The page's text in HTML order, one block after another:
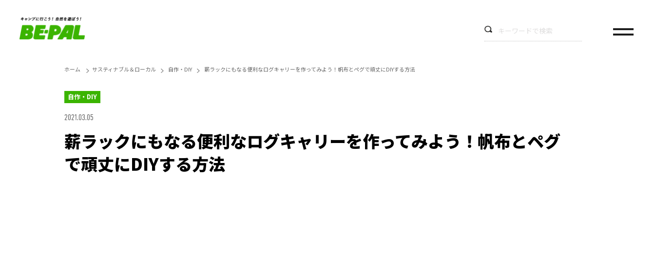
ホーム サスティナブル＆ローカル 自作・DIY 薪ラックにもなる便利なログキャリーを作ってみよう！帆布とペグで頑丈にDIYする方法
自作・DIY
2021.03.05
薪ラックにもなる便利なログキャリーを作ってみよう！帆布とペグ
で頑丈にDIYする方法